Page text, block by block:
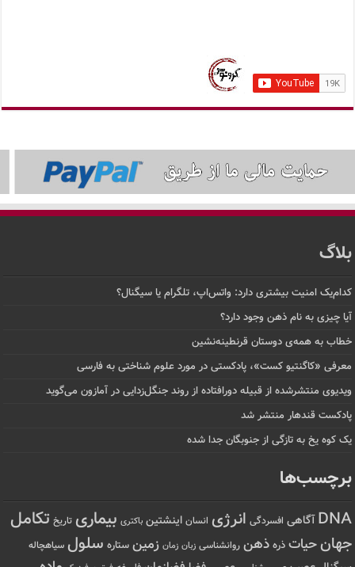
بلاگ
کدام‌یک امنیت بیشتری دارد: واتس‌اپ، تلگرام یا سیگنال؟
آیا چیزی به نام ذهن وجود دارد؟
خطاب به همه‌ی دوستان قرنطینه‌نشین
معرفی «کاگنتیو کست»، پادکستی در مورد علوم شناختی به فارسی
ویدیوی منتشرشده از قبیله دورافتاده‌ از روند جنگل‌زدایی در آمازون می‌گوید
پادکست قندهار منتشر شد
یک کوه یخ به تازگی از جنوبگان جدا شده
برچسب‌ها
DNA آگاهی افسردگی انرژی انسان اینشتین باکتری بیماری تاریخ تکامل
جهانحیات ذره ذهن روانشناسی زبان زمان زمین ستاره سلول سیاهچاله